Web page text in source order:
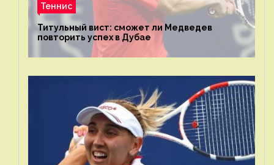
Теннис
Титульный вист: сможет ли Медведев
повторить успех в Дубае